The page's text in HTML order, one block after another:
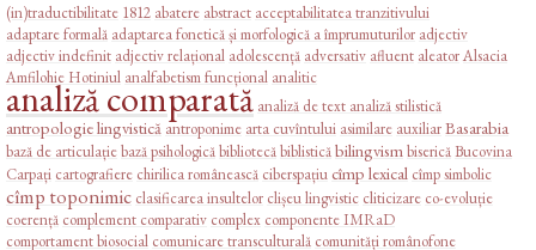
(in)traductibilitate 1812 abatere abstract acceptabilitatea tranzitivului
adaptare formală adaptarea fonetică și morfologică a împrumuturilor adjectiv
adjectiv indefinit adjectiv relațional adolescență adversativ afluent aleatorAlsacia
Amfilohie Hotiniul analfabetism funcțional analitic
analiză comparată analiză de text analiză stilistică
antropologie lingvistică antroponime arta cuvîntului asimilare auxiliarBasarabia
bază de articulațiebază psihologicăbibliotecăbiblisticăbilingvismbisericăBucovina
Carpați cartografiere chirilica românească ciberspațiu cîmp lexical cîmp simbolic
cîmp toponimic clasificarea insultelor clișeu lingvistic cliticizare co-evoluție
coerență complement comparativ complex componente IMRaD
comportament biosocial comunicare transculturală comunități românofone